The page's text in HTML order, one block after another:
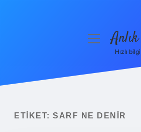
Yasal Uyarı
menüyü
Hızlı
ETIKET: SARF NE DENIR